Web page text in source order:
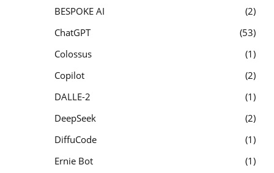
BESPOKE AI
2
ChatGPT
53
Colossus
1
Copilot
2
DALLE-2
1
DeepSeek
2
DiffuCode
1
Ernie Bot
1